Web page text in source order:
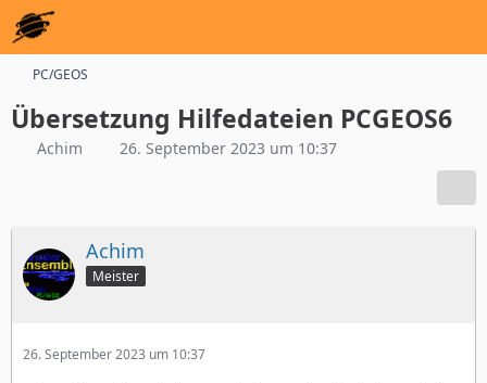
PC/GEOS
Übersetzung Hilfedateien PCGEOS6
Achim 26. September 2023 um 10:37
Achim
Meister
26. September 2023 um 10:37